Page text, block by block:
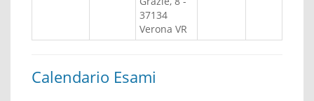
37134
Verona VR
Calendario Esami